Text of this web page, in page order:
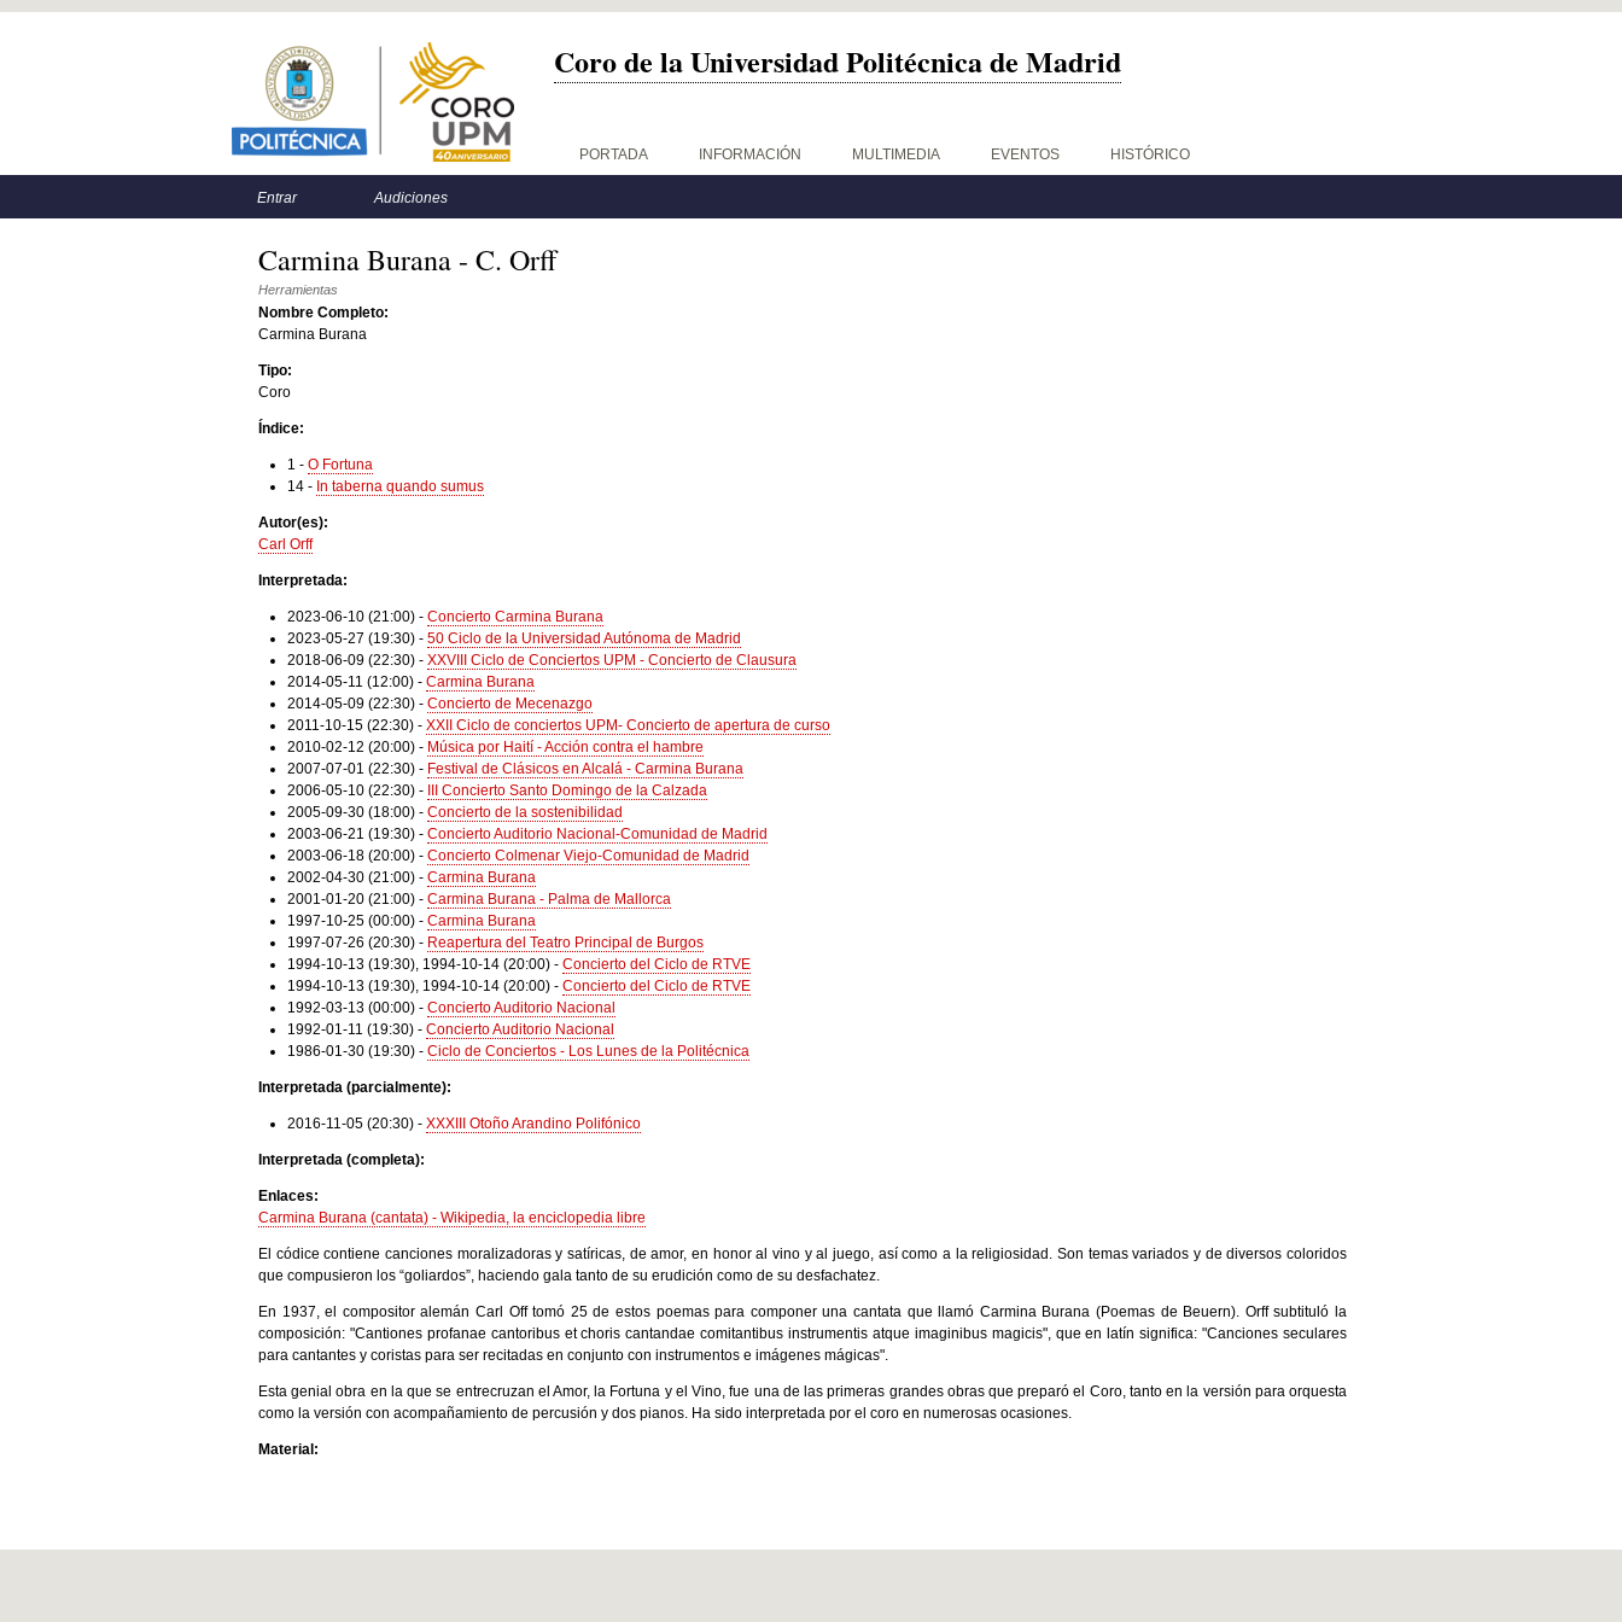
Coro de la Universidad Politécnica de Madrid
PORTADA INFORMACIÓN MULTIMEDIA EVENTOS HISTÓRICO
Entrar Audiciones
Carmina Burana - C. Orff
Herramientas
Nombre Completo:
Carmina Burana
Tipo:
Coro
Índice:
1 - O Fortuna
14 - In taberna quando sumus
Autor(es):
Carl Orff
Interpretada:
2023-06-10 (21:00) - Concierto Carmina Burana
2023-05-27 (19:30) - 50 Ciclo de la Universidad Autónoma de Madrid
2018-06-09 (22:30) - XXVIII Ciclo de Conciertos UPM - Concierto de Clausura
2014-05-11 (12:00) - Carmina Burana
2014-05-09 (22:30) - Concierto de Mecenazgo
2011-10-15 (22:30) - XXII Ciclo de conciertos UPM- Concierto de apertura de curso
2010-02-12 (20:00) - Música por Haití - Acción contra el hambre
2007-07-01 (22:30) - Festival de Clásicos en Alcalá - Carmina Burana
2006-05-10 (22:30) -
III Concierto Santo Domingo de la Calzada
2005-09-30 (18:00) - Concierto de la sostenibilidad
2003-06-21 (19:30) - Concierto Auditorio Nacional-Comunidad de Madrid
2003-06-18 (20:00) - Concierto Colmenar Viejo-Comunidad de Madrid
2002-04-30 (21:00) - Carmina Burana
2001-01-20 (21:00) - Carmina Burana - Palma de Mallorca
1997-10-25 (00:00) - Carmina Burana
1997-07-26 (20:30) - Reapertura del Teatro Principal de Burgos
1994-10-13 (19:30), 1994-10-14 (20:00) - Concierto del Ciclo de RTVE
1994-10-13 (19:30), 1994-10-14 (20:00) - Concierto del Ciclo de RTVE
1992-03-13 (00:00) - Concierto Auditorio Nacional
1992-01-11 (19:30) - Concierto Auditorio Nacional
1986-01-30 (19:30) - Ciclo de Conciertos - Los Lunes de la Politécnica
Interpretada (parcialmente):
2016-11-05 (20:30) - XXXIII Otoño Arandino Polifónico
Interpretada (completa):
Enlaces:
Carmina Burana (cantata) - Wikipedia, la enciclopedia libre
El códice contiene canciones moralizadoras y satíricas, de amor, en honor al vino y al juego, así como a la religiosidad. Son temas variados y de diversos coloridos
que compusieron los “goliardos”, haciendo gala tanto de su erudición como de su desfachatez.
En 1937, el compositor alemán Carl Off tomó 25 de estos poemas para componer una cantata que llamó Carmina Burana (Poemas de Beuern). Orff subtituló la
composición: "Cantiones profanae cantoribus et choris cantandae comitantibus instrumentis atque imaginibus magicis", que en latín significa: "Canciones seculares
para cantantes y coristas para ser recitadas en conjunto con instrumentos e imágenes mágicas".
Esta genial obra en la que se entrecruzan el Amor, la Fortuna y el Vino, fue una de las primeras grandes obras que preparó el Coro, tanto en la versión para orquesta
como la versión con acompañamiento de percusión y dos pianos. Ha sido interpretada por el coro en numerosas ocasiones.
Material: